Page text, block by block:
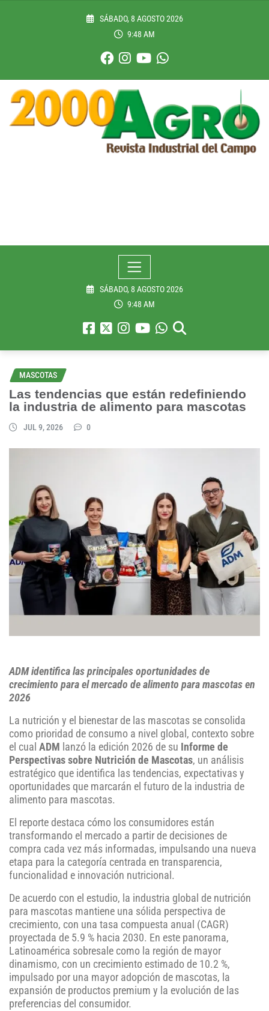
SÁBADO, 8 AGOSTO 2026
9:48 AM
SÁBADO, 8 AGOSTO 2026
9:48 AM
MASCOTAS
Las tendencias que están redefiniendo
la industria de alimento para mascotas
JUL 9, 2026 0
ADM identifica las principales oportunidades de
crecimiento para el mercado de alimento para mascotas en
2026
La nutrición y el bienestar de las mascotas se consolida
como prioridad de consumo a nivel global, contexto sobre
el cual ADM lanzó la edición 2026 de su Informe de
Perspectivas sobre Nutrición de Mascotas, un análisis
estratégico que identifica las tendencias, expectativas y
oportunidades que marcarán el futuro de la industria de
alimento para mascotas.
El reporte destaca cómo los consumidores están
transformando el mercado a partir de decisiones de
compra cada vez más informadas, impulsando una nueva
etapa para la categoría centrada en transparencia,
funcionalidad e innovación nutricional.
De acuerdo con el estudio, la industria global de nutrición
para mascotas mantiene una sólida perspectiva de
crecimiento, con una tasa compuesta anual (CAGR)
proyectada de 5.9 % hacia 2030. En este panorama,
Latinoamérica sobresale como la región de mayor
dinamismo, con un crecimiento estimado de 10.2 %,
impulsado por una mayor adopción de mascotas, la
expansión de productos premium y la evolución de las
preferencias del consumidor.